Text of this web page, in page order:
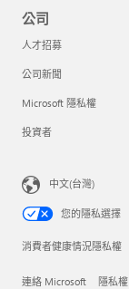
公司
人才招募
公司新聞
Microsoft 隱私權
投資者
中文(台灣)
您的隱私選擇
消費者健康情況隱私權
連絡 Microsoft 隱私權